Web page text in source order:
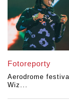
Fotoreporty
Aerodrome
Wiz...